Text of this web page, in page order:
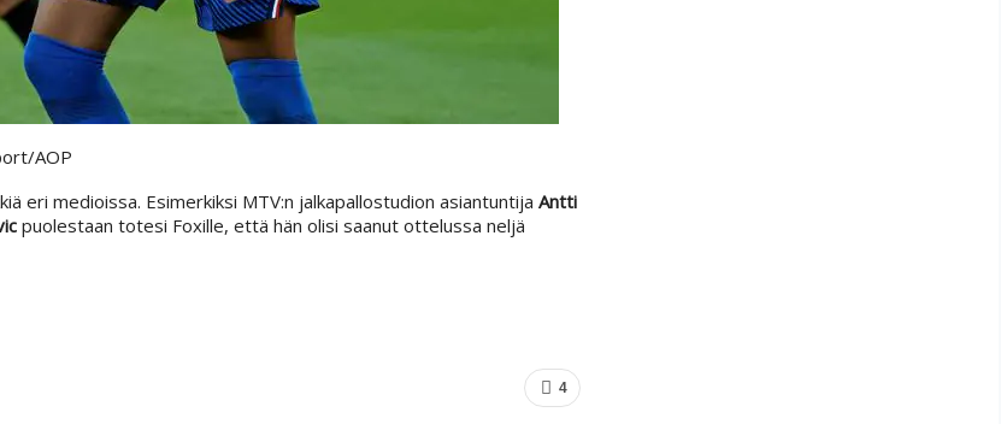
AOP
eri medioissa. Esimerkiksi MTV:n jalkapallostudion asiantuntija Antti
puolestaan totesi Foxille, että hän olisi saanut ottelussa neljä
4